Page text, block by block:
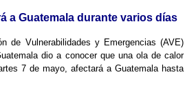
a Guatemala durante varios días
de Vulnerabilidades y Emergencias (AVE)
dio a conocer que una ola de calor
7 de mayo, afectará a Guatemala hasta